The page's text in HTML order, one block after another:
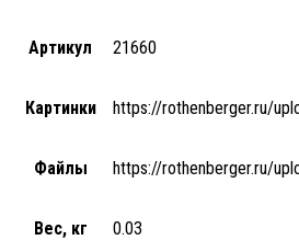
Артикул 21660
Картинки https://rothenberger.ru/
Файлы https://rothenberger.ru/
Вес, кг 0.03